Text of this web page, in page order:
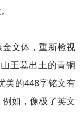
文体，重新检视
王墓出土的青铜
美的448字铭文有
如，像极了英文